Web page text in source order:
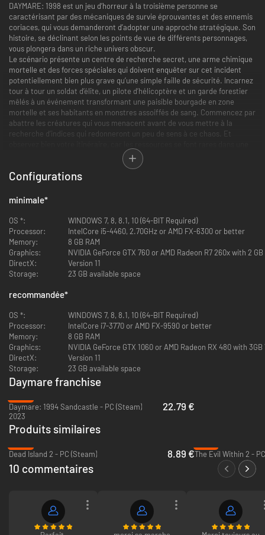
DAYMARE: 1998 est un jeu d’horreur à la troisième personne se
caractérisant par des mécaniques de survie éprouvantes et des ennemis
coriaces, qui vous demanderont d’adopter une approche stratégique. Son
histoire, se déclinant selon les points de vue de différents personnages,
vous plongera dans un riche univers obscur.
Le scénario présente un centre de recherche secret, une arme chimique
mortelle et des forces spéciales qui doivent enquêter sur cet incident
potentiellement bien plus grave qu’une simple faille de sécurité. Incarnez
tour à tour un soldat d’élite, un pilote d’hélicoptère et un garde forestier
mêlés à un événement transformant une paisible bourgade en zone
mortelle et ses habitants en monstres assoiffés de sang. Commencez par
abattre les créatures qui vous menacent avant de vous mettre à la
recherche d’indices qui redonneront un peu de sens à ce chaos. Et
pareille situation ! Tout peut arriver quand on vit un cauchemar éveillé…
classiques des années 1990, qui retrouveront l’atmosphère des titres les
plus appréciés de la fin du siècle dernier tout en suivant une nouvelle
histoire qui s’en inspire. Le joueur découvrira peu à peu l’intrigue par
l’intermédiaire des différents personnages qu’il incarnera, chacun ayant
ses théories et ses doutes sur la situation. Ajoutons à cela des allées et
venues entre divers lieux, une gestion délicate des munitions, des objets
particuliers à ramasser, des énigmes environnementales et une difficulté
poussée, et vous n’aurez aucun mal à revenir deux décennies en arrière et
Configurations
minimale*
OS *:
WINDOWS 7, 8, 8.1, 10 (64-BIT Required)
Processor:
IntelCore i5-4460, 2.70GHz or AMD FX-6300 or better
Memory:
8 GB RAM
Graphics:
NVIDIA GeForce GTX 760 or AMD Radeon R7 260x with 2
DirectX:
Version 11
Storage:
23 GB available space
recommandée*
OS *:
WINDOWS 7, 8, 8.1, 10 (64-BIT Required)
Processor:
IntelCore i7-3770 or AMD FX-9590 or better
Memory:
8 GB RAM
Graphics:
NVIDIA GeForce GTX 1060 or AMD Radeon RX 480 with 3GB
DirectX:
Version 11
Storage:
23 GB available space
Daymare franchise
Daymare: 1994 Sandcastle - PC (Steam)
2023
22.79 €
Produits similaires
Dead Island 2 - PC (Steam)
8.89 €The Evil Within 2 -
10 commentaires